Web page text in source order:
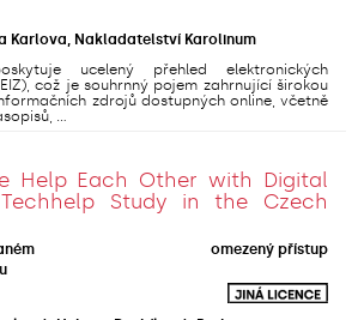
Karlova, Nakladatelství Karolinum
ucelený přehled elektronických
což je souhrnný pojem zahrnující širokou
zdrojů dostupných online, včetně
...
Help Each Other with Digital
Study in the Czech
omezený přístup